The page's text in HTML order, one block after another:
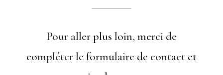
Pour aller plus loin, merci de
compléter le formulaire de contact et